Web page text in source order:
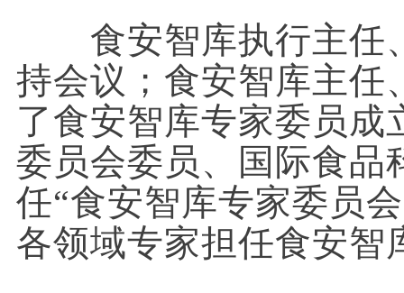
食安智库执行主任
持会议；食安智库主任
了食安智库专家委员成
委员会委员、国际食品
任“食安智库专家委员会
各领域专家担任食安智